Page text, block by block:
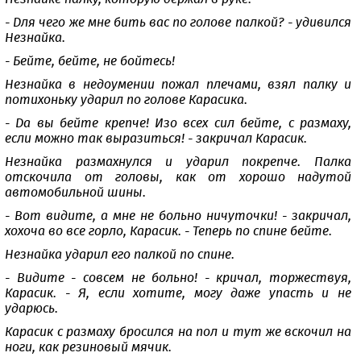
- Для чего же мне бить вас по голове палкой? - удивился
Незнайка.
- Бейте, бейте, не бойтесь!
Незнайка в недоумении пожал плечами, взял палку и
потихоньку ударил по голове Карасика.
- Да вы бейте крепче! Изо всех сил бейте, с размаху,
если можно так выразиться! - закричал Карасик.
Незнайка размахнулся и ударил покрепче. Палка
отскочила от головы, как от хорошо надутой
автомобильной шины.
- Вот видите, а мне не больно ничуточки! - закричал,
хохоча во все горло, Карасик. - Теперь по спине бейте.
Незнайка ударил его палкой по спине.
- Видите - совсем не больно! - кричал, торжествуя,
Карасик. - Я, если хотите, могу даже упасть и не
ударюсь.
Карасик с размаху бросился на пол и тут же вскочил на
ноги, как резиновый мячик.